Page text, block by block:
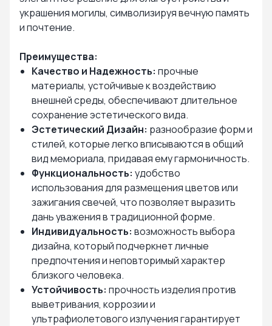
украшения могилы, символизируя вечную память
и почтение.
Преимущества:
Качество и Надежность: прочные
материалы, устойчивые к воздействию
внешней среды, обеспечивают длительное
сохранение эстетического вида.
Эстетический Дизайн: разнообразие форм и
стилей, которые легко вписываются в общий
вид мемориала, придавая ему гармоничность.
Функциональность: удобство
использования для размещения цветов или
зажигания свечей, что позволяет выразить
дань уважения в традиционной форме.
Индивидуальность: возможность выбора
дизайна, который подчеркнет личные
предпочтения и неповторимый характер
близкого человека.
Устойчивость: прочность изделия против
выветривания, коррозии и
ультрафиолетового излучения гарантирует